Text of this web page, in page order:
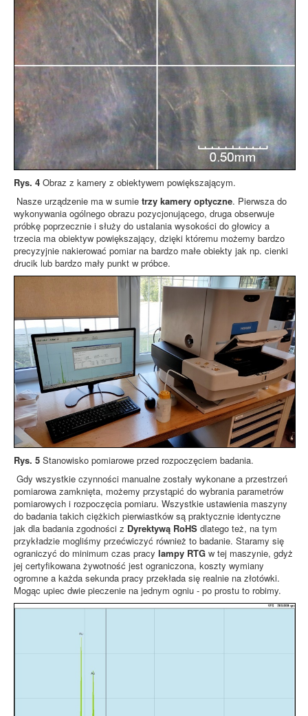
Rys. 4 Obraz z kamery z obiektywem powiększającym.
Nasze urządzenie ma w sumie trzy kamery optyczne. Pierwsza do
wykonywania ogólnego obrazu pozycjonującego, druga obserwuje
próbkę poprzecznie i służy do ustalania wysokości do głowicy a
trzecia ma obiektyw powiększający, dzięki któremu możemy bardzo
precyzyjnie nakierować pomiar na bardzo małe obiekty jak np. cienki
drucik lub bardzo mały punkt w próbce.
Rys. 5 Stanowisko pomiarowe przed rozpoczęciem badania.
Gdy wszystkie czynności manualne zostały wykonane a przestrzeń
pomiarowa zamknięta, możemy przystąpić do wybrania parametrów
pomiarowych i rozpoczęcia pomiaru. Wszystkie ustawienia maszyny
do badania takich ciężkich pierwiastków są praktycznie identyczne
jak dla badania zgodności z Dyrektywą RoHS dlatego też, na tym
przykładzie mogliśmy przećwiczyć również to badanie. Staramy się
ograniczyć do minimum czas pracy lampy RTG w tej maszynie, gdyż
jej certyfikowana żywotność jest ograniczona, koszty wymiany
ogromne a każda sekunda pracy przekłada się realnie na złotówki.
Mogąc upiec dwie pieczenie na jednym ogniu - po prostu to robimy.